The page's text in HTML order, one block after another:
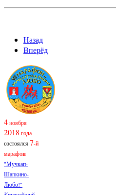
Назад
Вперёд
4ноября
2018 года
состоялся7-й
марафон
"Мучкап-
Шапкино-
Любо!"